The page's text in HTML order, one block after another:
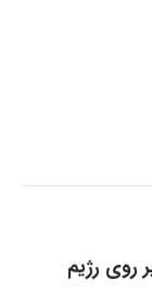
روی رژیم